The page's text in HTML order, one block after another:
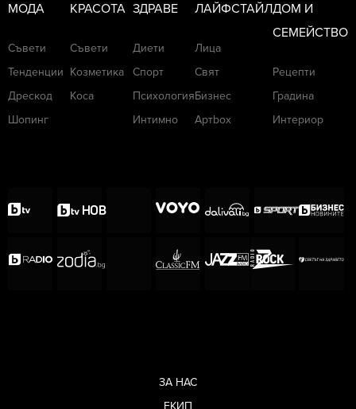
МОДА
Съвети
Тенденции
Дрескод
Шопинг
КРАСОТА
Съвети
Козметика
Коса
ЗДРАВЕ
Диети
Спорт
Психология
Интимно
ЛАЙФСТАЙЛ
Лица
Свят
Бизнес
Артbox
ДОМ И
СЕМЕЙСТВО
Рецепти
Градина
Интериор
ЗА НАС